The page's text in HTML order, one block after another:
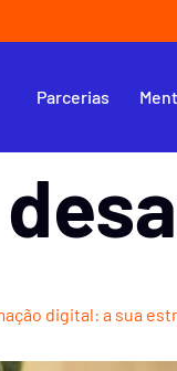
Parcerias
digital: a sua